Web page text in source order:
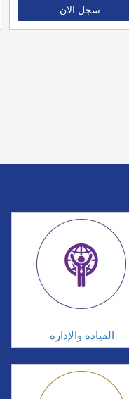
سجل الان
القيادة والإدارة